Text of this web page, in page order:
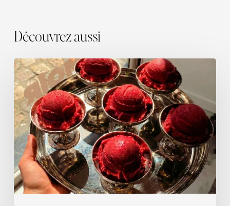
Découvrez aussi
Crémoir
:
la
nouvelle
adresse
glacée
qui
fait
fondre
Lille